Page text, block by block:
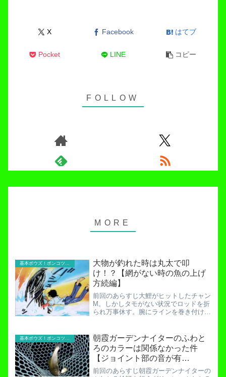
X Facebook はてブ
Pocket LINE コピー
基本ボウズ！ポンコツ実践記
大物が釣れた時は丸太で叩
け！？【網がない時の魚の上げ
方続編】
前回のあらすじ大鯉がヒットしたチャン
M。しかしタモがない状況でロッドを折
られ万事休す。腕にラインを巻き付けた
ルを巻きつけることで何とか戦える状況
に戻したチャンM。ロッド...
基本ボウズ！ポンコツ実践記
朝霞ガーデンナイターのふわと
ろのカラーは関係なかった件
【ジョイント部の音が有
力！？】
前回のあらすじ朝霞ガーデンナイターの